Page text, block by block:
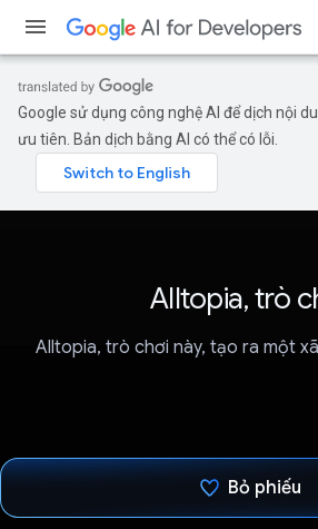
Google sử dụng công nghệ AI để dịch nội
ưu tiên. Bản dịch bằng AI có thể có lỗi.
Alltopia, trò
Alltopia, trò chơi này, tạo ra một
Bỏ phiếu